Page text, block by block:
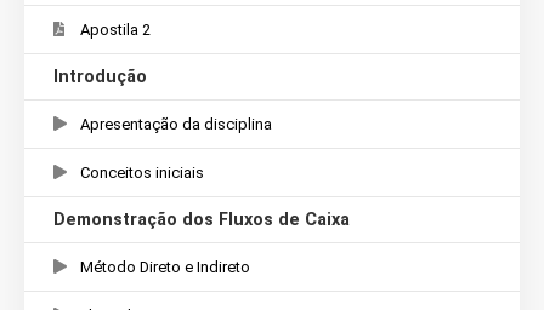
Apostila 2
Introdução
Apresentação da disciplina
Conceitos iniciais
Demonstração dos Fluxos de Caixa
Método Direto e Indireto